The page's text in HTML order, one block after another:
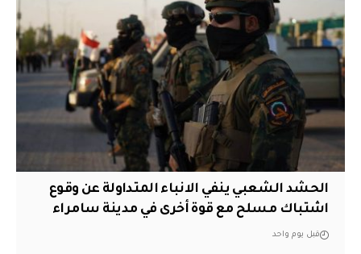
الحشد الشعبي ينفي الانباء المتداولة عن وقوع
اشتباك مسلح مع قوة أخرى في مدينة سامراء
قبل يوم واحد